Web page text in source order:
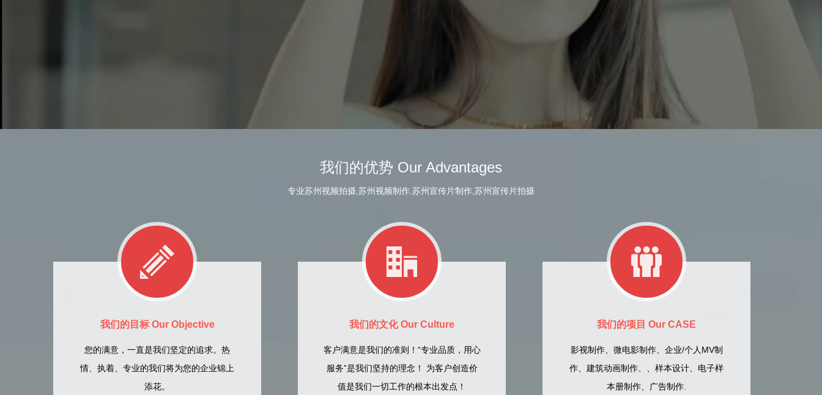
我们的优势 Our Advantages
专业苏州视频拍摄,苏州视频制作,苏州宣传片制作,苏州宣传片拍摄
我们的目标 Our Objective
您的满意，一直是我们坚定的追求。热
情、执着、专业的我们将为您的企业锦上
添花。
我们的文化 Our Culture
客户满意是我们的准则！“专业品质，用心
服务”是我们坚持的理念！ 为客户创造价
值是我们一切工作的根本出发点！
我们的项目 Our CASE
影视制作、微电影制作、企业/个人MV制
作、建筑动画制作、、样本设计、电子样
本册制作、广告制作.